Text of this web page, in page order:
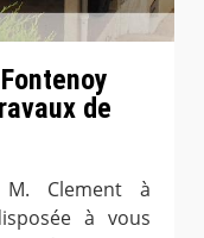
de
M. Clement à
à vous